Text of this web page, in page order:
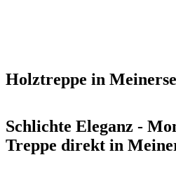
Holztreppe in
Schlichte Eleganz -
Treppe direkt in